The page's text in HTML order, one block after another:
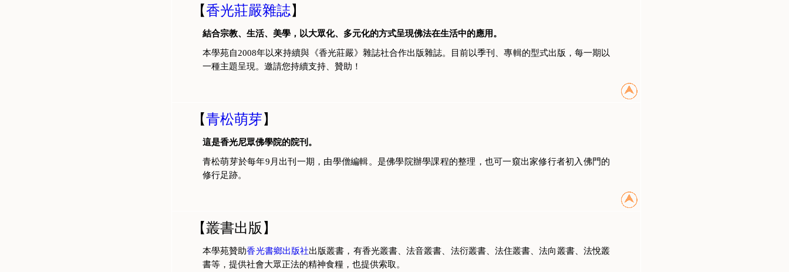
【香光莊嚴雜誌】
結合宗教、生活、美學，以大眾化、多元化的方式呈現佛法在生活中的應用。
本學苑自2008年以來持續與《香光莊嚴》雜誌社合作出版雜誌。目前以季刊、專輯的型式出版，每一期以
一種主題呈現。邀請您持續支持、贊助！
【青松萌芽】
這是香光尼眾佛學院的院刊。
青松萌芽於每年9月出刊一期，由學僧編輯。是佛學院辦學課程的整理，也可一窺出家修行者初入佛門的
修行足跡。
【叢書出版】
本學苑贊助香光書鄉出版社出版叢書，有香光叢書、法音叢書、法衍叢書、法住叢書、法向叢書、法悅叢
書等，提供社會大眾正法的精神食糧，也提供索取。